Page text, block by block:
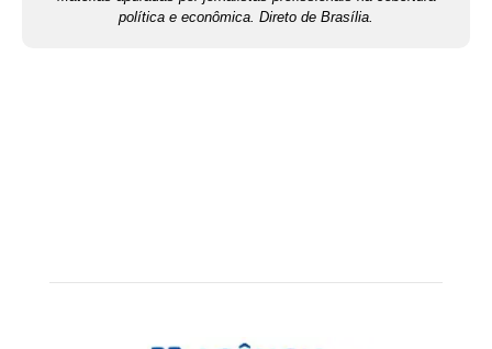
política e econômica. Direto de Brasília.